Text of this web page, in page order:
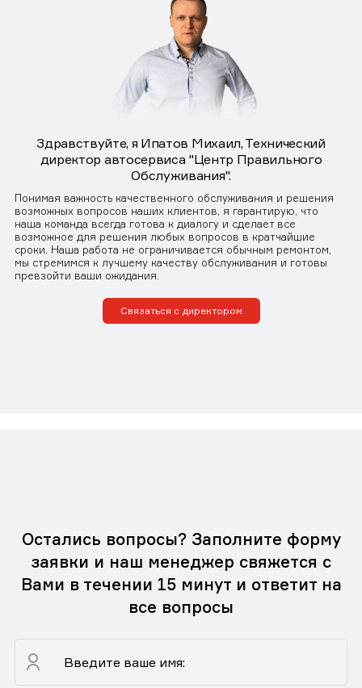
Здравствуйте, я Ипатов Михаил, Технический
директор автосервиса "Центр Правильного
Обслуживания".
Понимая важность качественного обслуживания и решения
возможных вопросов наших клиентов, я гарантирую, что
наша команда всегда готова к диалогу и сделает все
возможное для решения любых вопросов в кратчайшие
сроки. Наша работа не ограничивается обычным ремонтом,
мы стремимся к лучшему качеству обслуживания и готовы
превзойти ваши ожидания.
Связаться с директором
Остались вопросы? Заполните форму
заявки и наш менеджер свяжется с
Вами в течении 15 минут и ответит на
все вопросы